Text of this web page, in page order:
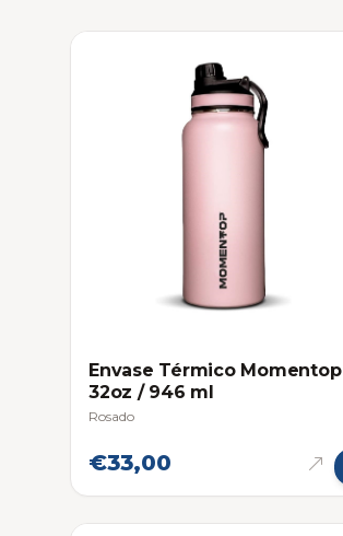
Envase Térmico Momentop
32oz / 946 ml
Rosado
€33,00